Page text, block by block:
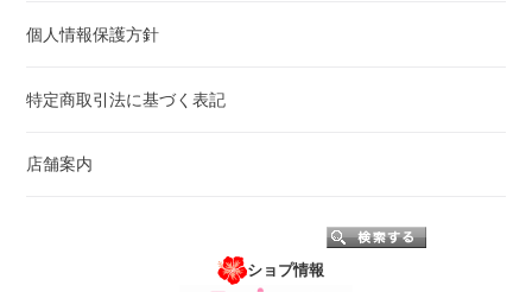
個人情報保護方針
特定商取引法に基づく表記
店舗案内
ショプ情報